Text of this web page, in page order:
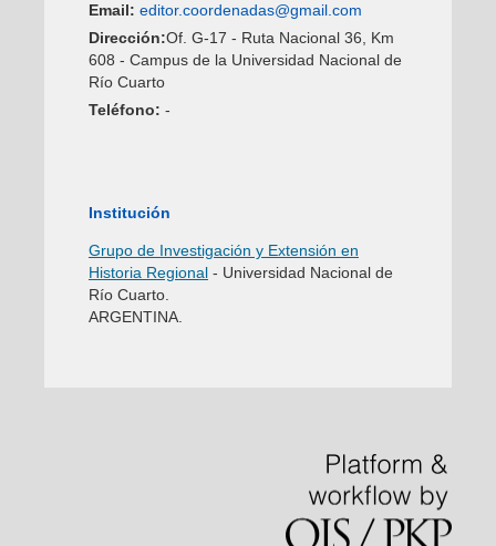
Email: editor.coordenadas@gmail.com
Dirección:Of. G-17 - Ruta Nacional 36, Km
608 - Campus de la Universidad Nacional de
Río Cuarto
Teléfono: -
Institución
Grupo de Investigación y Extensión en
Historia Regional- Universidad Nacional de
Río Cuarto.
ARGENTINA.